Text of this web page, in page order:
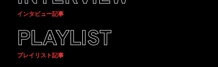
インタビュー記事
PLAYLIST
プレイリスト記事